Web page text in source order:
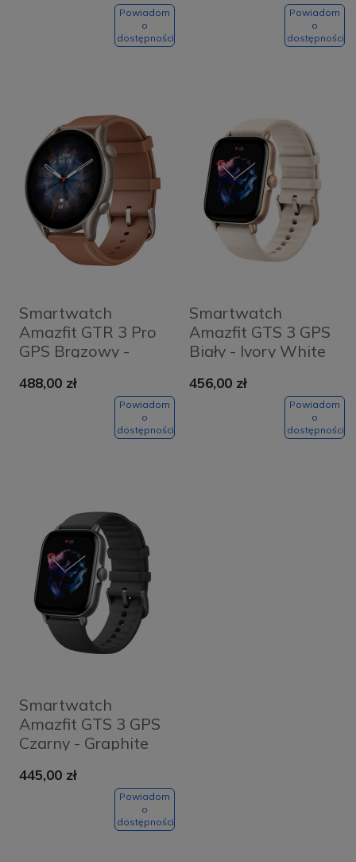
Powiadom
o
dostępności
Powiadom
o
dostępności
Smartwatch
Amazfit GTR 3 Pro
GPS Brązowy -
488,00 zł
Powiadom
o
dostępności
Smartwatch
Amazfit GTS 3 GPS
Biały - Ivory White
456,00 zł
Powiadom
o
dostępności
Smartwatch
Amazfit GTS 3 GPS
Czarny - Graphite
445,00 zł
Powiadom
o
dostępności